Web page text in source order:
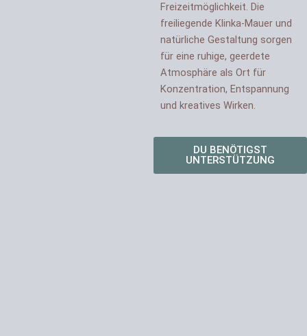
Freizeitmöglichkeit. Die
freiliegende Klinka-Mauer und
natürliche Gestaltung sorgen
für eine ruhige, geerdete
Atmosphäre als Ort für
Konzentration, Entspannung
und kreatives Wirken.
DU BENÖTIGST
UNTERSTÜTZUNG